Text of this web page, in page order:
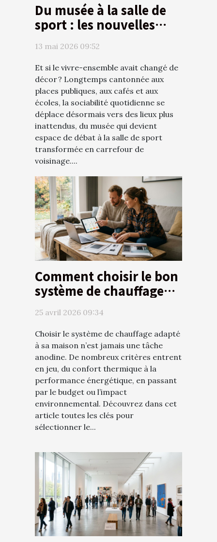
Du musée à la salle de
sport : les nouvelles
scènes du vivre-
ensemble
13 mai 2026 09:52
Et si le vivre-ensemble avait changé de
décor ? Longtemps cantonnée aux
places publiques, aux cafés et aux
écoles, la sociabilité quotidienne se
déplace désormais vers des lieux plus
inattendus, du musée qui devient
espace de débat à la salle de sport
transformée en carrefour de
voisinage....
Comment choisir le bon
système de chauffage
pour votre maison ?
25 avril 2026 09:34
Choisir le système de chauffage adapté
à sa maison n’est jamais une tâche
anodine. De nombreux critères entrent
en jeu, du confort thermique à la
performance énergétique, en passant
par le budget ou l’impact
environnemental. Découvrez dans cet
article toutes les clés pour
sélectionner le...